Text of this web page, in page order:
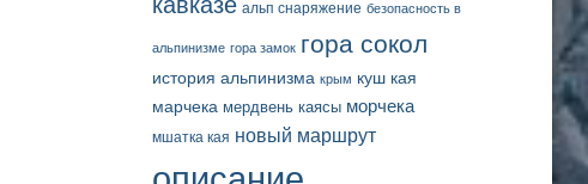
кавказе альп снаряжение безопасность в
альпинизме гора замок гора сокол
история альпинизма крым куш кая
марчека мердвень каясы морчека
мшатка кая новый маршрут